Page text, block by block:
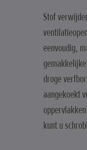
Stof
eenvoudig,
droge
aangekoekt
kunt u